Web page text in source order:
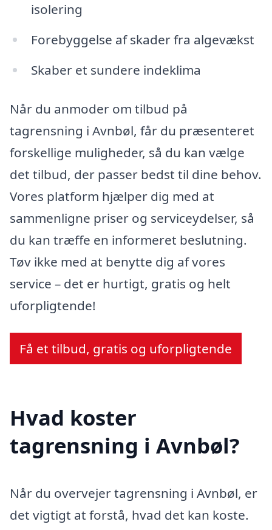
isolering
Forebyggelse af skader fra algevækst
Skaber et sundere indeklima
Når du anmoder om tilbud på
tagrensning i Avnbøl, får du præsenteret
forskellige muligheder, så du kan vælge
det tilbud, der passer bedst til dine behov.
Vores platform hjælper dig med at
sammenligne priser og serviceydelser, så
du kan træffe en informeret beslutning.
Tøv ikke med at benytte dig af vores
service – det er hurtigt, gratis og helt
uforpligtende!
Få et tilbud, gratis og uforpligtende
Hvad koster
tagrensning i Avnbøl?
Når du overvejer tagrensning i Avnbøl, er
det vigtigt at forstå, hvad det kan koste.